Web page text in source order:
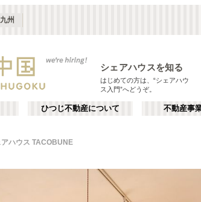
九州
シェアハウスを知る
はじめての方は、“シェアハウ
ス入門”へどうぞ。
ひつじ不動産について 不動産事
アハウス TACOBUNE